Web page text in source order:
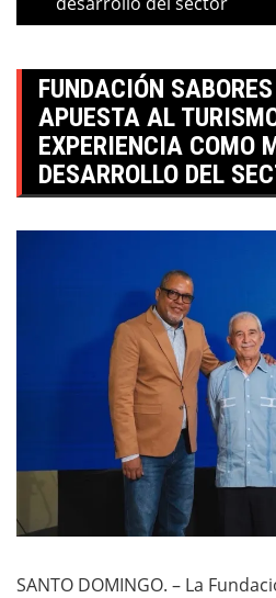
FUNDACIÓN
APUESTA AL
EXPERIENCIA COMO
DESARROLLO DEL
SANTO DOMINGO. – La